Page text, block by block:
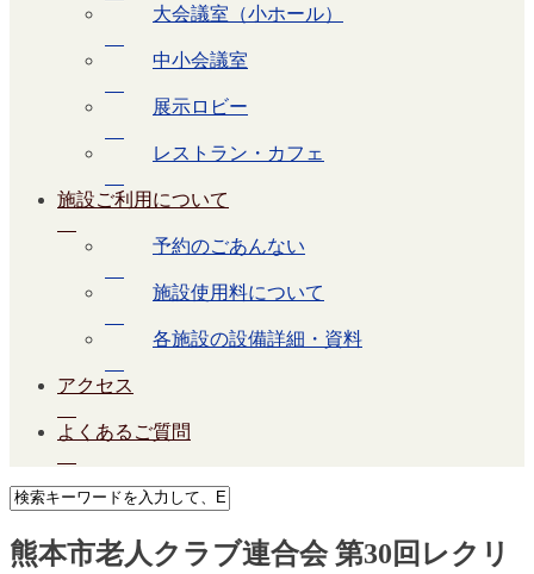
大会議室（小ホール）
中小会議室
展示ロビー
レストラン・カフェ
施設ご利用について
予約のごあんない
施設使用料について
各施設の設備詳細・資料
アクセス
よくあるご質問
熊本市老人クラブ連合会 第30回レクリ